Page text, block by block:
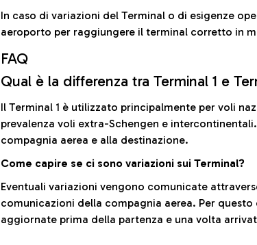
In caso di variazioni del Terminal o di esigenze
aeroporto per raggiungere il terminal corretto in
FAQ
Qual è la differenza tra Terminal 1 e
Il Terminal 1 è utilizzato principalmente per voli
prevalenza voli extra-Schengen e
compagnia aerea e alla destinazione.
Come capire se ci sono variazioni sui Terminal?
Eventuali variazioni vengono comunicate
comunicazioni della compagnia aerea. Per
aggiornate prima della partenza e una volta